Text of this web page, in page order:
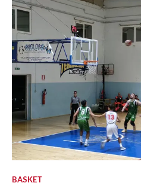
BASKET